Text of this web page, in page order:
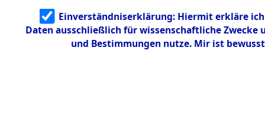
Identifizierun
5.3.3
Todesmärsch
Einverständniserklärung: Hiermit erkläre
Daten ausschließlich für wissenschaftliche
und Bestimmungen nutze. Mir ist